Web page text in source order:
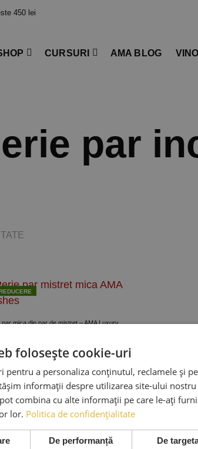
450 lei
CURSURI AMA BLOG
par
REDUCERE
par mica din par de mistret – AMA Luxury
inițial
fost:
150,00 lei.
curent
este:
89,00 lei.
ÎN COȘ
folosește cookie-uri
pentru a personaliza conținutul, reclamele și
informații despre utilizarea site-ului
combina cu alte informații pe care le-ați
lor. Politica de confidențialitate
De performanță De